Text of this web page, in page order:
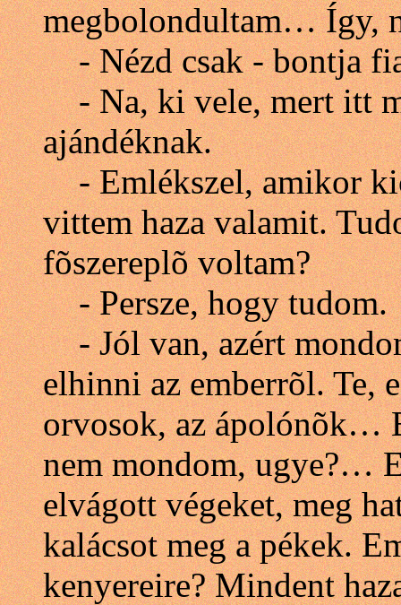
megbolondultam… Így,
- Nézd csak - bontja fia
- Na, ki vele, mert itt
ajándéknak.
- Emlékszel, amikor
vittem haza valamit.
fõszereplõ voltam?
- Persze, hogy tudom.
- Jól van, azért
elhinni az emberrõl. Te,
orvosok, az ápolónõk…
nem mondom, ugye?…
elvágott végeket, meg
kalácsot meg a pékek.
kenyereire? Mindent